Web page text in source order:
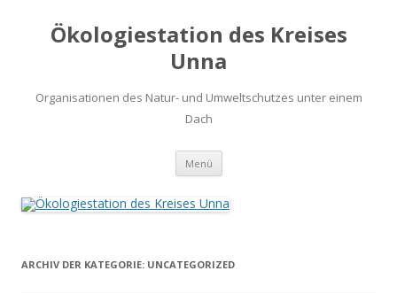
Ökologiestation des Kreises
Unna
Organisationen des Natur- und Umweltschutzes unter einem
Dach
Menü Zum
springen
ARCHIV DER KATEGORIE: UNCATEGORIZED